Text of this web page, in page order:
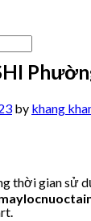
by khang
thời gian sử